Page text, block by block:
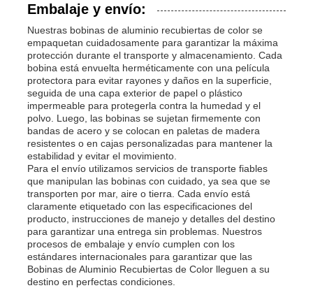
Embalaje y envío:
Nuestras bobinas de aluminio recubiertas de color se
empaquetan cuidadosamente para garantizar la máxima
protección durante el transporte y almacenamiento. Cada
bobina está envuelta herméticamente con una película
protectora para evitar rayones y daños en la superficie,
seguida de una capa exterior de papel o plástico
impermeable para protegerla contra la humedad y el
polvo. Luego, las bobinas se sujetan firmemente con
bandas de acero y se colocan en paletas de madera
resistentes o en cajas personalizadas para mantener la
estabilidad y evitar el movimiento.
Para el envío utilizamos servicios de transporte fiables
que manipulan las bobinas con cuidado, ya sea que se
transporten por mar, aire o tierra. Cada envío está
claramente etiquetado con las especificaciones del
producto, instrucciones de manejo y detalles del destino
para garantizar una entrega sin problemas. Nuestros
procesos de embalaje y envío cumplen con los
estándares internacionales para garantizar que las
Bobinas de Aluminio Recubiertas de Color lleguen a su
destino en perfectas condiciones.